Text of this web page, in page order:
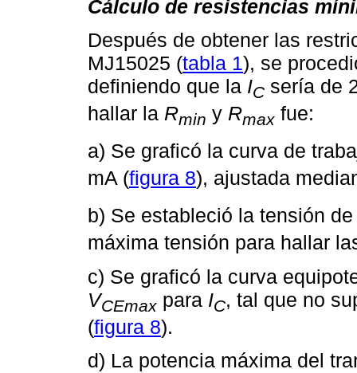
Cálculo de resistencias
Después de obtener las
MJ15025 (tabla 1), se
definiendo que la ICsería de
hallar la Rmin y Rmax fue:
a) Se graficó la curva de
mA (figura 8), ajustada
b) Se estableció la tensión
máxima tensión para hallar
c) Se graficó la curva
VCEmax para IC, tal que no
(figura 8).
d) La potencia máxima del